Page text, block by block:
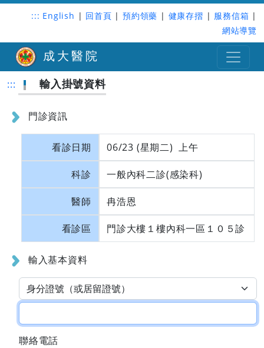
::: English | 回首頁 | 預約領藥 | 健康存摺 | 服務信箱 |
網站導覽
成大醫院
::: 輸入掛號資料
門診資訊
看診日期 06/23 (星期二) 上午
科診 一般內科二診(感染科)
醫師 冉浩恩
看診區 門診大樓１樓內科一區１０５診
輸入基本資料
聯絡電話